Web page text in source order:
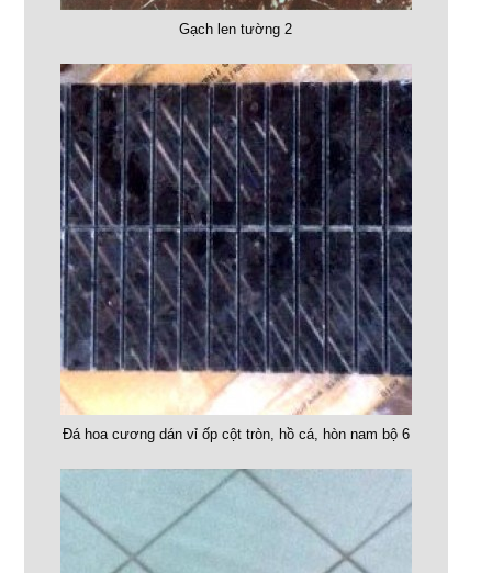
Gạch len tường 2
Đá hoa cương dán vỉ ốp cột tròn, hồ cá, hòn nam bộ 6